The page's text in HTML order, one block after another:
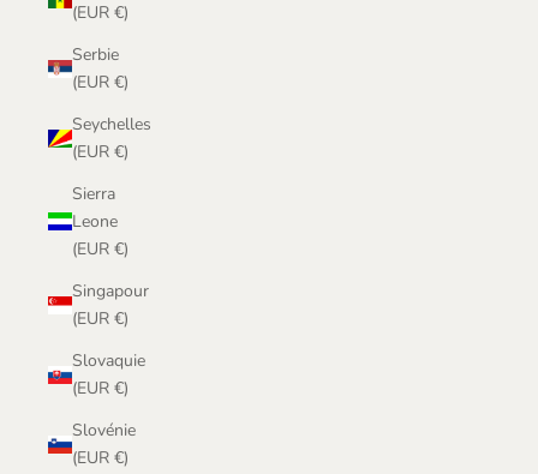
(EUR €)
Serbie
(EUR €)
Seychelles
(EUR €)
Sierra
Leone
(EUR €)
Singapour
(EUR €)
Slovaquie
(EUR €)
Slovénie
(EUR €)